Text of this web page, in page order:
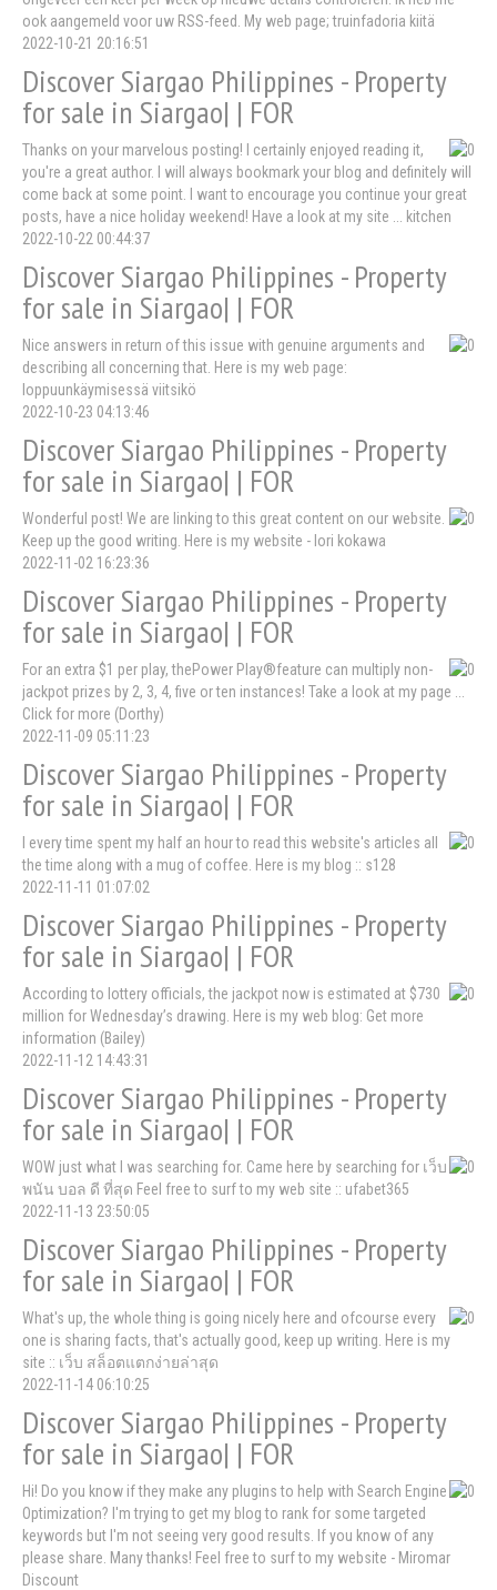
ook aangemeld voor uw RSS-feed. My web page; truinfadoria kiitä
2022-10-21 20:16:51
Discover Siargao Philippines - Property
for sale in Siargao| | FOR
Thanks on your marvelous posting! I certainly enjoyed reading it,
you're a great author. I will always bookmark your blog and definitely will
come back at some point. I want to encourage you continue your great
posts, have a nice holiday weekend! Have a look at my site ... kitchen
2022-10-22 00:44:37
Discover Siargao Philippines - Property
for sale in Siargao| | FOR
Nice answers in return of this issue with genuine arguments and
describing all concerning that. Here is my web page:
loppuunkäymisessä viitsikö
2022-10-23 04:13:46
Discover Siargao Philippines - Property
for sale in Siargao| | FOR
Wonderful post! We are linking to this great content on our website.
Keep up the good writing. Here is my website - lori kokawa
2022-11-02 16:23:36
Discover Siargao Philippines - Property
for sale in Siargao| | FOR
For an extra $1 per play, thePower Play®feature can multiply non-
jackpot prizes by 2, 3, 4, five or ten instances! Take a look at my page ...
Click for more (Dorthy)
2022-11-09 05:11:23
Discover Siargao Philippines - Property
for sale in Siargao| | FOR
I every time spent my half an hour to read this website's articles all
the time along with a mug of coffee. Here is my blog :: s128
2022-11-11 01:07:02
Discover Siargao Philippines - Property
for sale in Siargao| | FOR
According to lottery officials, the jackpot now is estimated at $730
million for Wednesday’s drawing. Here is my web blog: Get more
information (Bailey)
2022-11-12 14:43:31
Discover Siargao Philippines - Property
for sale in Siargao| | FOR
WOW just what I was searching for. Came here by searching for เว็บ
พนัน บอล ดี ที่สุด Feel free to surf to my web site :: ufabet365
2022-11-13 23:50:05
Discover Siargao Philippines - Property
for sale in Siargao| | FOR
What's up, the whole thing is going nicely here and ofcourse every
one is sharing facts, that's actually good, keep up writing. Here is my
site :: เว็บ สล็อตแตกง่ายล่าสุด
2022-11-14 06:10:25
Discover Siargao Philippines - Property
for sale in Siargao| | FOR
Hi! Do you know if they make any plugins to help with Search Engine
Optimization? I'm trying to get my blog to rank for some targeted
keywords but I'm not seeing very good results. If you know of any
please share. Many thanks! Feel free to surf to my website - Miromar
Discount